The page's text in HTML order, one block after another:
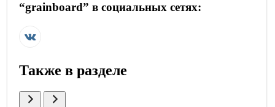
“grainboard” в социальных сетях:
Также в разделе